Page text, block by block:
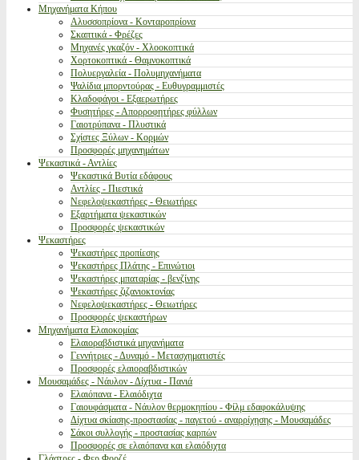
Μηχανήματα Κήπου
Αλυσσοπρίονα - Κονταροπρίονα
Σκαπτικά - Φρέζες
Μηχανές γκαζόν - Χλοοκοπτικά
Χορτοκοπτικά - Θαμνοκοπτικά
Πολυεργαλεία - Πολυμηχανήματα
Ψαλίδια μπορντούρας - Ευθυγραμμιστές
Κλαδοφάγοι - Εξαερωτήρες
Φυσητήρες - Απορροφητήρες φύλλων
Γαιοτρύπανα - Πλυστικά
Σχίστες Ξύλων - Κορμών
Προσφορές μηχανημάτων
Ψεκαστικά - Αντλίες
Ψεκαστικά Βυτία εδάφους
Αντλίες - Πιεστικά
Νεφελοψεκαστήρες - Θειωτήρες
Εξαρτήματα ψεκαστικών
Προσφορές ψεκαστικών
Ψεκαστήρες
Ψεκαστήρες προπίεσης
Ψεκαστήρες Πλάτης - Επινώτιοι
Ψεκαστήρες μπαταρίας - βενζίνης
Ψεκαστήρες ζιζανιοκτονίας
Νεφελοψεκαστήρες - Θειωτήρες
Προσφορές ψεκαστήρων
Μηχανήματα Ελαιοκομίας
Ελαιοραβδιστικά μηχανήματα
Γεννήτριες - Δυναμό - Μετασχηματιστές
Προσφορές ελαιοραβδιστικών
Μουσαμάδες - Νάυλον - Δίχτυα - Πανιά
Ελαιόπανα - Ελαιόδιχτα
Γαιουφάσματα - Νάυλον θερμοκηπίου - Φίλμ εδαφοκάλυψης
Δίχτυα σκίασης-προστασίας - παγετού - αναρρίχησης - Μουσαμάδες
Σάκοι συλλογής - προστασίας καρπών
Προσφορές σε ελαιόπανα και ελαιόδιχτα